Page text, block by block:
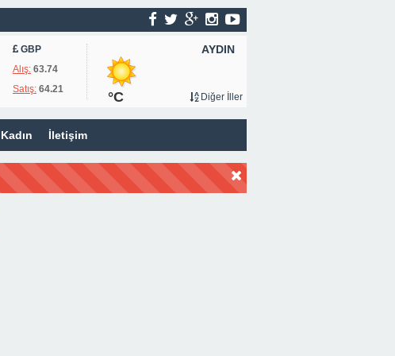
GBP
Alış:63.74
Satış:64.21
AYDIN
°C Diğer İller
Kadın İletişim